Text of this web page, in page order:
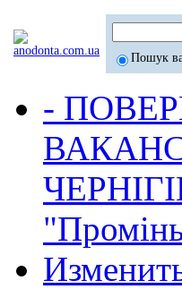
Пошук
-